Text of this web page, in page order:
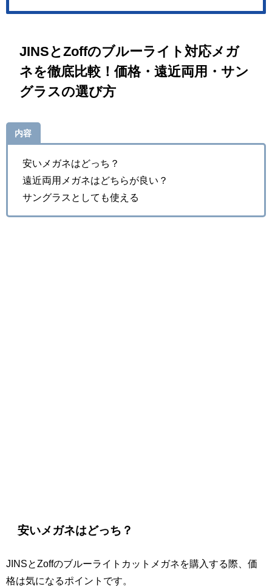
JINSとZoffのブルーライト対応メガ
ネを徹底比較！価格・遠近両用・サン
グラスの選び方
内容
安いメガネはどっち？
遠近両用メガネはどちらが良い？
サングラスとしても使える
安いメガネはどっち？
JINSとZoffのブルーライトカットメガネを購入する際、価
格は気になるポイントです。